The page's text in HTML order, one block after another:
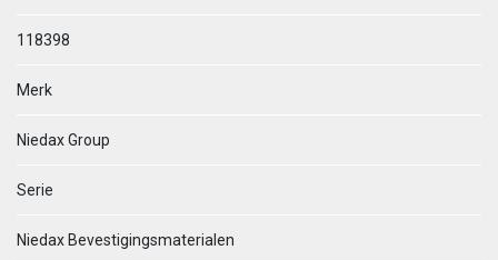
118398
Merk
Niedax Group
Serie
Niedax Bevestigingsmaterialen